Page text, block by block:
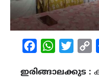
FacebookWhatsApp
ഇരിങ്ങാലക്കുട :